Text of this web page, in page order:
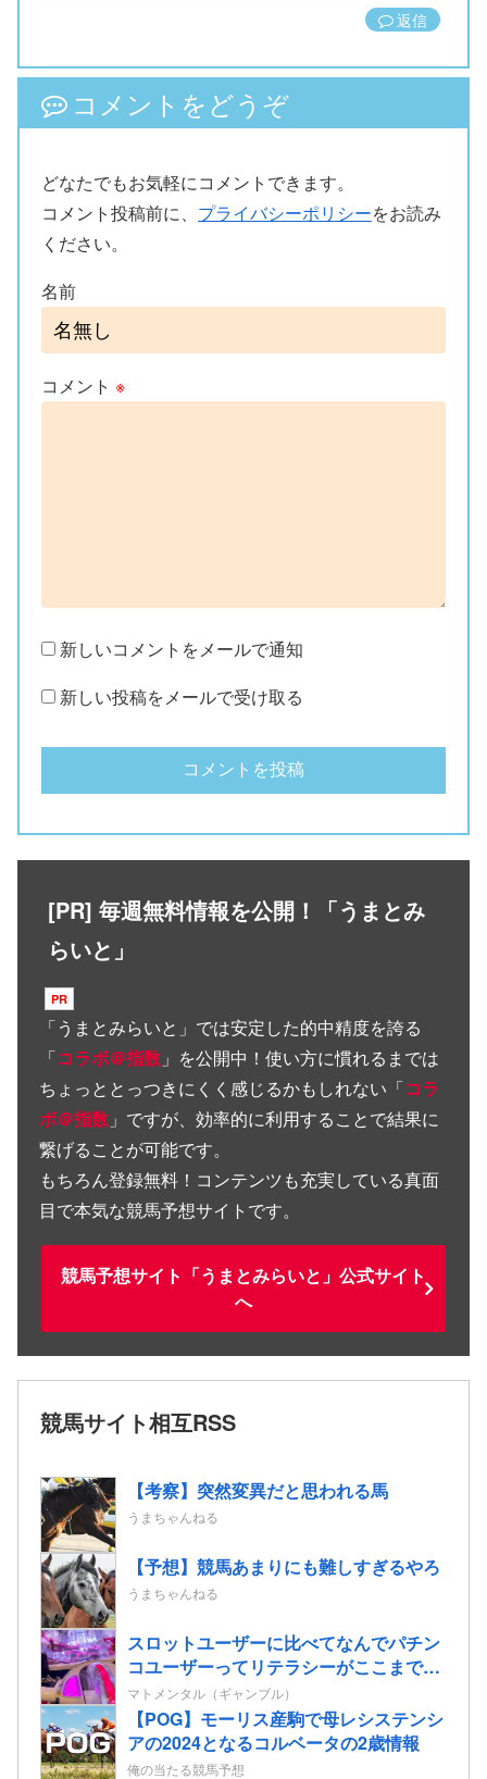
返信
コメントをどうぞ
どなたでもお気軽にコメントできます。
コメント投稿前に、 プライバシーポリシーをお読み
ください。
名前
コメント ※
新しいコメントをメールで通知
新しい投稿をメールで受け取る
[PR] 毎週無料情報を公開！「うまとみ
らいと」
「うまとみらいと 」では安定した的中精度を誇る
「コラボ＠指数 」を公開中！使い方に慣れるまでは
ちょっととっつきにくく感じるかもしれない「コラ
ボ＠指数 」ですが、効率的に利用することで結果に
繋げることが可能です。
もちろん登録無料！コンテンツも充実している真面
目で本気な競馬予想サイトです。
競馬予想サイト「うまとみらいと」公式サイト
へ
競馬サイト相互RSS
【考察】突然変異だと思われる馬
うまちゃんねる
【予想】競馬あまりにも難しすぎるやろ
うまちゃんねる
スロットユーザーに比べてなんでパチン
コユーザーってリテラシーがここまで低
いんだろうか…
マトメンタル（ギャンブル）
【POG】モーリス産駒で母レシステンシ
アの2024となるコルベータの2歳情報
俺の当たる競馬予想